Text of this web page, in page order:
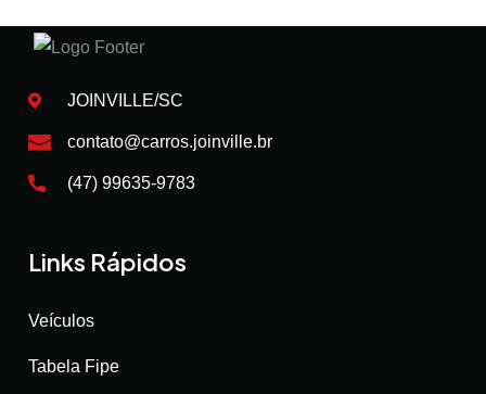
JOINVILLE/SC
contato@carros.joinville.br
(47) 99635-9783
Links Rápidos
Veículos
Tabela Fipe